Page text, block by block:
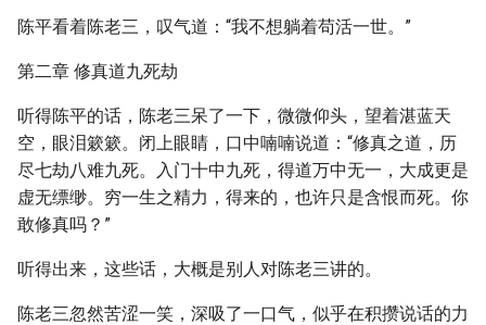
陈平看着陈老三，叹气道：“我不想躺着苟活一世。”
第二章 修真道九死劫
听得陈平的话，陈老三呆了一下，微微仰头，望着湛蓝天
空，眼泪簌簌。闭上眼睛，口中喃喃说道：“修真之道，历
尽七劫八难九死。入门十中九死，得道万中无一，大成更是
虚无缥缈。穷一生之精力，得来的，也许只是含恨而死。你
敢修真吗？”
听得出来，这些话，大概是别人对陈老三讲的。
陈老三忽然苦涩一笑，深吸了一口气，似乎在积攒说话的力